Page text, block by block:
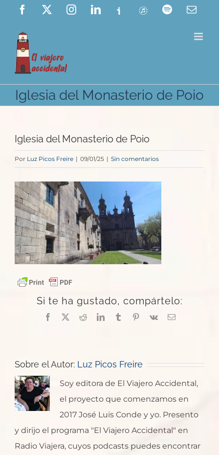
Saltar
contenido
Facebook InstagramLinkedIn
Ivoox ITunes Spotify
Iglesia del Monasterio de Poio
Iglesia del Monasterio de Poio
Por Luz Picos Freire | 09/01/25 | Sin comentarios
Si te ha gustado, compártelo:
Facebook
X RedditLinkedInTumblrPinterest
Vk
Correo
Sobre el Autor: Luz Picos Freire
Soy editora de El Viajero Accidental,
el proyecto que comenzamos en
2017 José Luis Conde y yo. Presento
y dirijo el programa "El Viajero Accidental" en
Radio Viajera, cuyos podcasts puedes encontrar